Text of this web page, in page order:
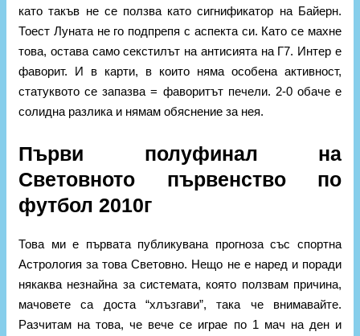
като такъв не се ползва като сигнификатор на Байерн.
Тоест Луната не го подпрепя с аспекта си. Като се махне
това, остава само секстилът на антисията на Г7. Интер е
фаворит. И в карти, в които няма особена активност,
статуквото се запазва = фаворитът печели. 2-0 обаче е
солидна разлика и нямам обяснение за нея.
Първи полуфинал на
Световното първенство по
футбол 2010г
Това ми е първата публикувана прогноза със спортна
Астрология за това Световно. Нещо не е наред и поради
някаква незнайна за системата, която ползвам причина,
мачовете са доста “хлъзгави”, така че внимавайте.
Разчитам на това, че вече се играе по 1 мач на ден и